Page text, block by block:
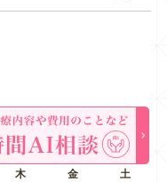
木 金 土